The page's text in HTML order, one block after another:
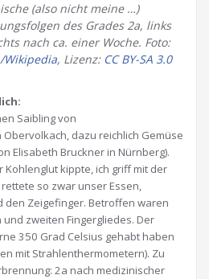
(also nicht meine …)
des Grades 2a, links
nach ca. einer Woche. Foto:
Wikipedia, Lizenz: CC BY-SA 3.0
Saibling von
Obervolkach, dazu reichlich Gemüse
Elisabeth Bruckner in Nürnberg).
Kohlenglut kippte, ich griff mit der
so zwar unser Essen,
Zeigefinger. Betroffen waren
zweiten Fingergliedes. Der
350 Grad Celsius gehabt haben
mit Strahlenthermometern). Zu
2a nach medizinischer